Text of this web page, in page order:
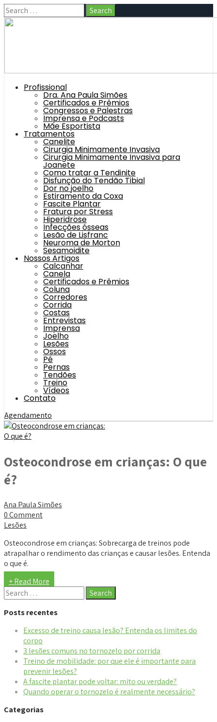
Profissional
Dra. Ana Paula Simões
Certificados e Prêmios
Congressos e Palestras
Imprensa e Podcasts
Mãe Esportista
Tratamentos
Canelite
Cirurgia Minimamente Invasiva
Cirurgia Minimamente Invasiva para
Joanete
Como tratar a Tendinite
Disfunção do Tendão Tibial
Dor no joelho
Estiramento da Coxa
Fascite Plantar
Fratura por Stress
Hiperidrose
Infecções ósseas
Lesão de Lisfranc
Neuroma de Morton
Sesamoidite
Nossos Artigos
Calcanhar
Canela
Certificados e Prêmios
Coluna
Corredores
Corrida
Costas
Entrevistas
Imprensa
Joelho
Lesões
Ossos
Pé
Pernas
Tendões
Treino
Vídeos
Contato
Agendamento
Osteocondrose em crianças: O que
é?
Ana Paula Simões
0 Comment
Lesões
Osteocondrose em crianças: Sobrecarga de treinos pode
atrapalhar o rendimento das crianças e causar lesões. Entenda
o que é.
+ Read More
Posts recentes
Excesso de treino causa lesão? Entenda os limites do
corpo
3 lesões comuns no tornozelo por corrida
Treino de mobilidade: por que ele é importante para
prevenir lesões?
A fascite plantar pode voltar: mito ou verdade?
Quando operar o tornozelo é realmente necessário?
Categorias